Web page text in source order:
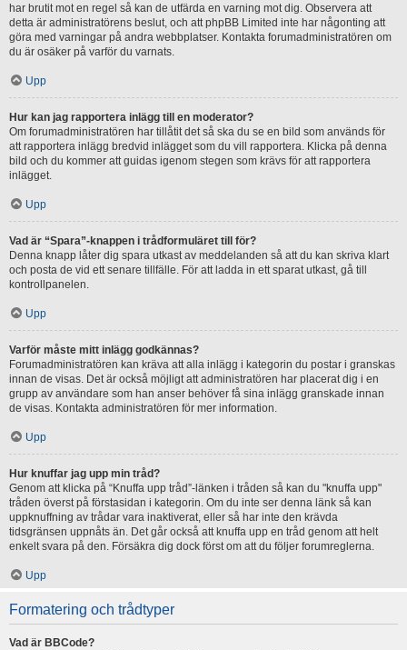
har brutit mot en regel så kan de utfärda en varning mot dig. Observera att
detta är administratörens beslut, och att phpBB Limited inte har någonting att
göra med varningar på andra webbplatser. Kontakta forumadministratören om
du är osäker på varför du varnats.
Upp
Hur kan jag rapportera inlägg till en moderator?
Om forumadministratören har tillåtit det så ska du se en bild som används för
att rapportera inlägg bredvid inlägget som du vill rapportera. Klicka på denna
bild och du kommer att guidas igenom stegen som krävs för att rapportera
inlägget.
Upp
Vad är “Spara”-knappen i trådformuläret till för?
Denna knapp låter dig spara utkast av meddelanden så att du kan skriva klart
och posta de vid ett senare tillfälle. För att ladda in ett sparat utkast, gå till
kontrollpanelen.
Upp
Varför måste mitt inlägg godkännas?
Forumadministratören kan kräva att alla inlägg i kategorin du postar i granskas
innan de visas. Det är också möjligt att administratören har placerat dig i en
grupp av användare som han anser behöver få sina inlägg granskade innan
de visas. Kontakta administratören för mer information.
Upp
Hur knuffar jag upp min tråd?
Genom att klicka på “Knuffa upp tråd”-länken i tråden så kan du "knuffa upp"
tråden överst på förstasidan i kategorin. Om du inte ser denna länk så kan
uppknuffning av trådar vara inaktiverat, eller så har inte den krävda
tidsgränsen uppnåts än. Det går också att knuffa upp en tråd genom att helt
enkelt svara på den. Försäkra dig dock först om att du följer forumreglerna.
Upp
Formatering och trådtyper
Vad är BBCode?